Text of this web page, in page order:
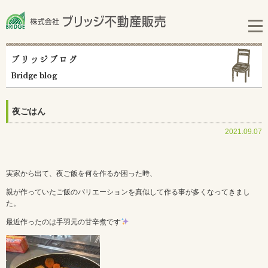
ブリッジブログ
Bridge blog
夜ごはん
2021.09.07
実家から出て、夜ご飯を何を作るか困った時、
親が作っていたご飯のバリエーションを真似して作る事が多くなってきまし
た。
最近作ったのは手羽元の甘辛煮です